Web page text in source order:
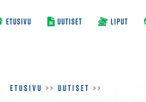
ETUSIVU UUTISET LIPUT
Etusivu >> Uutiset >>